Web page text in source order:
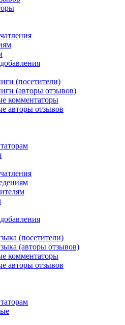
(посетители)
(авторы отзывов)
комментаторы
авторы отзывов
(посетители)
(авторы отзывов)
комментаторы
авторы отзывов